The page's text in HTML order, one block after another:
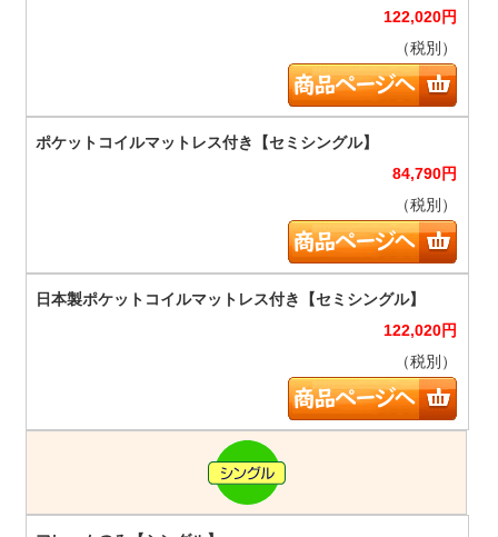
122,020円
（税別）
84,790円
（税別）
122,020円
（税別）